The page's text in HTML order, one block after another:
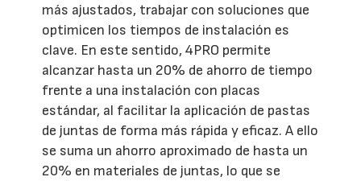
más ajustados, trabajar con soluciones que
optimicen los tiempos de instalación es
clave. En este sentido, 4PRO permite
alcanzar hasta un 20% de ahorro de tiempo
frente a una instalación con placas
estándar, al facilitar la aplicación de pastas
de juntas de forma más rápida y eficaz. A ello
se suma un ahorro aproximado de hasta un
20% en materiales de juntas, lo que se